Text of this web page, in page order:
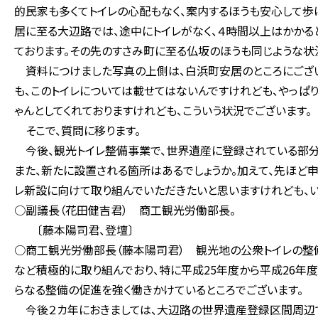
的民家も多くてトイレの心配もなく、案内するほうも安心して
居に至る大辺路では、途中にトイレがなく、４時間以上はかか
ております。その先のすさみ町に至る仏坂のほうも同じような状
資料につけました写真の上側は、白浜町安居のところにござ
も、このトイレについては載せてはないんですけれども、やっ
ゃんとしてくれておりますけれども、こういう状況でございます。
そこで、質問に移ります。
今後、観光トイレ整備事業で、世界遺産に登録されている部
また、新たに設置される箇所はあるでしょうか。加えて、先ほ
レ新設に向けて取り組んでいただきたいと思いますけれども、
○副議長（花田健吉君） 商工観光労働部長。
〔藤本陽司君、登壇〕
○商工観光労働部長（藤本陽司君） 観光地の公衆トイレの整
など積極的に取り組んでおり、特に平成25年度から平成26年
らなる整備の促進を強く働きかけているところでございます。
今後２カ年におきましては、大辺路の世界遺産登録区間周